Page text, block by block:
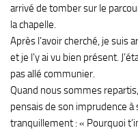
arrivé de tomber sur le
la chapelle.
Après l’avoir cherché, je suis
et je l’y ai vu bien présent.
pas allé communier.
Quand nous sommes
pensais de son imprudence
tranquillement : « Pourquoi